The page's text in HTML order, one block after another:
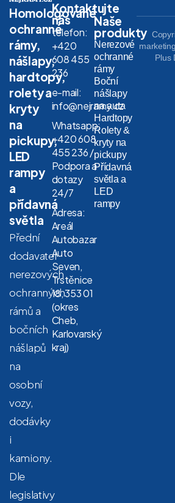
Homologované
ochranné
rámy,
nášlapy,
hardtopy,
rolety a
kryty
na
pickupy,
LED
rampy
a
přídavná
světla
Přední
dodavatel
nerezových
ochranných
rámů a
bočních
nášlapů
na
osobní
vozy,
dodávky
i
kamiony.
Dle
legislativy
Kontaktujte
nás
telefon:
+420
608 455
236
e-mail:
info@nejramy.cz
Whatsapp:
+420 608
455 236 /
Podpora a
dotazy
24/7
Adresa:
Areál
Autobazar
Auto
Seven,
Trstěnice
18, 353 01
(okres
Cheb,
Karlovarský
kraj)
Naše
produkty
Nerezové
ochranné
rámy
Boční
nášlapy
na auta
Hardtopy
Rolety &
kryty na
pickupy
Přídavná
světla a
LED
rampy
Plus